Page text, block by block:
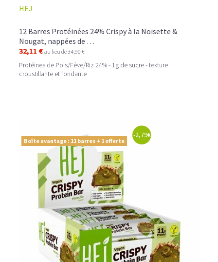
HEJ
12 Barres Protéinées 24% Crispy à la Noisette &
Nougat, nappées de …
32,11 € au lieu de34,90 €
Protéines de Pois/Fève/Riz 24% - 1g de sucre - texture
croustillante et fondante
Boîte avantage : 11 barres + 1 offerte
-2,79€